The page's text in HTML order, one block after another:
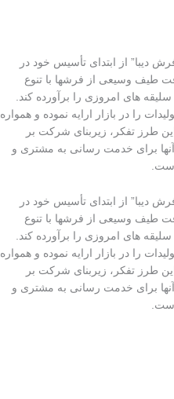
دیبا” از ابتدای تأسیس خود در
بافت طیف وسیعی از فرشها با تنوع
های امروزی را برآورده کند.
را در بازار ارایه نموده و همواره
طرز تفکر، زیربنای شرکت بر
برای خدمت رسانی به مشتری و
دیبا” از ابتدای تأسیس خود در
بافت طیف وسیعی از فرشها با تنوع
های امروزی را برآورده کند.
را در بازار ارایه نموده و همواره
طرز تفکر، زیربنای شرکت بر
برای خدمت رسانی به مشتری و
است.